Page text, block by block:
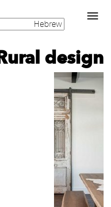
Toggle
navigation
design